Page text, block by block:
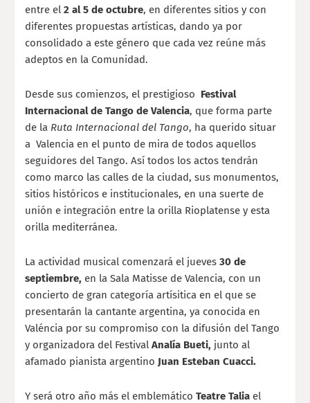
entre el 2 al 5 de octubre, en diferentes sitios y con
diferentes propuestas artísticas, dando ya por
consolidado a este género que cada vez reúne más
adeptos en la Comunidad.
Desde sus comienzos, el prestigioso Festival
Internacional de Tango de Valencia, que forma parte
de la Ruta Internacional del Tango, ha querido situar
a Valencia en el punto de mira de todos aquellos
seguidores del Tango. Así todos los actos tendrán
como marco las calles de la ciudad, sus monumentos,
sitios históricos e institucionales, en una suerte de
unión e integración entre la orilla Rioplatense y esta
orilla mediterránea.
La actividad musical comenzará el jueves 30 de
septiembre, en la Sala Matisse de Valencia, con un
concierto de gran categoría artísitica en el que se
presentarán la cantante argentina, ya conocida en
Valéncia por su compromiso con la difusión del Tango
y organizadora del Festival Analía Bueti, junto al
afamado pianista argentino Juan Esteban Cuacci.
Y será otro año más el emblemático Teatre Talia el